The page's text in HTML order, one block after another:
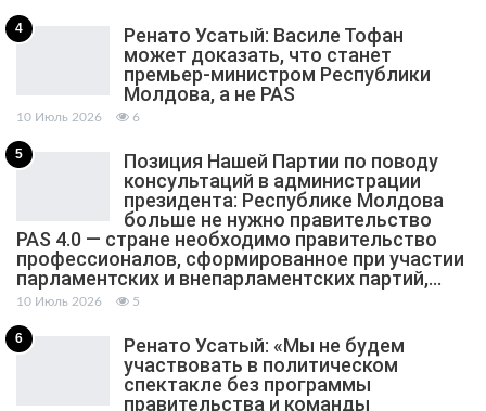
4
Ренато Усатый: Василе Тофан
может доказать, что станет
премьер-министром Республики
Молдова, а не PAS
10 Июль 2026 6
5
Позиция Нашей Партии по поводу
консультаций в администрации
президента: Республике Молдова
больше не нужно правительство
PAS 4.0 — стране необходимо правительство
профессионалов, сформированное при участии
парламентских и внепарламентских партий,…
10 Июль 2026 5
6
Ренато Усатый: «Мы не будем
участвовать в политическом
спектакле без программы
правительства и команды